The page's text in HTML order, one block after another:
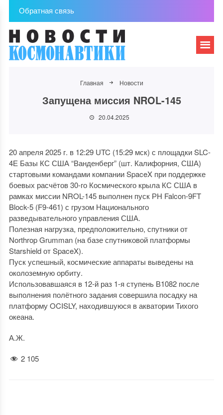
Обратная связь
Главная Новости
Запущена миссия NROL-145
20.04.2025
20 апреля 2025 г. в 12:29 UTC (15:29 мск) с площадки SLC-
4Е Базы КС США “Ванденберг” (шт. Калифорния, США)
стартовыми командами компании SpaceX при поддержке
боевых расчётов 30-го Космического крыла КС США в
рамках миссии NROL-145 выполнен пуск РН Falcon-9FT
Block-5 (F9-461) с грузом Национального
разведывательного управления США.
Полезная нагрузка, предположительно, спутники от
Northrop Grumman (на базе спутниковой платформы
Starshield от SpaceX).
Пуск успешный, космические аппараты выведены на
околоземную орбиту.
Использовавшаяся в 12-й раз 1-я ступень В1082 после
выполнения полётного задания совершила посадку на
платформу OCISLY, находившуюся в акватории Тихого
океана.
А.Ж.
2 105